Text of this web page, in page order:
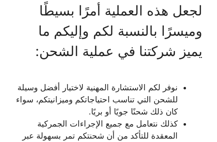
لجعل هذه العملية أمرًا بسيطًا
وميسرًا بالنسبة لكم وإليكم ما
يميز شركتنا في عملية الشحن:
نوفر لكم الاستشارة المهنية لاختيار أفضل وسيلة
للشحن التي تناسب احتياجاتكم وميزانيتكم، سواء
كان ذلك شحنًا جويًا أو بريًا.
كذلك نتعامل مع جميع الإجراءات الجمركية
المعقدة للتأكد من أن شحنتكم تمر بسهولة عبر